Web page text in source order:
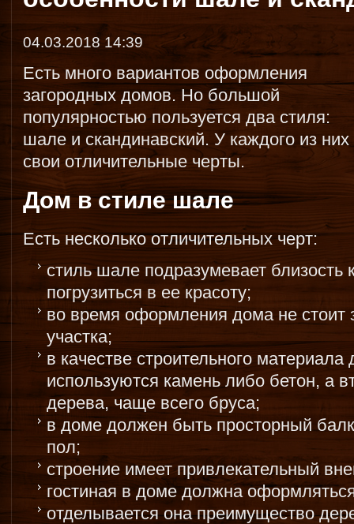
04.03.2018 14:39
Есть много вариантов оформления
загородных домов. Но большой
популярностью пользуется два стиля:
шале и скандинавский. У каждого из них
свои отличительные черты.
Дом в стиле шале
Есть несколько отличительных черт:
стиль шале подразумевает близость
погрузиться в ее красоту;
во время оформления дома не стоит
участка;
в качестве строительного
используются камень либо бетон, а
дерева, чаще всего бруса;
в доме должен быть просторный
пол;
строение имеет привлекательный
гостиная в доме должна
отделывается она преимущество